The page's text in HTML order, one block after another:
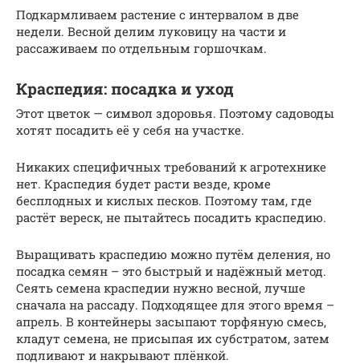
Подкармливаем растение с интервалом в две
недели. Весной делим луковицу на части и
рассаживаем по отдельным горшочкам.
Краспедия: посадка и уход
Этот цветок — символ здоровья. Поэтому садоводы
хотят посадить её у себя на участке.
Никаких специфичных требований к агротехнике
нет. Краспедия будет расти везде, кроме
бесплодных и кислых песков. Поэтому там, где
растёт вереск, не пытайтесь посадить краспедию.
Выращивать краспедию можно путём деления, но
посадка семян – это быстрый и надёжный метод.
Сеять семена краспедии нужно весной, лучше
сначала на рассаду. Подходящее для этого время –
апрель. В контейнеры засыпают торфяную смесь,
кладут семена, не присыпая их субстратом, затем
подливают и накрывают плёнкой.